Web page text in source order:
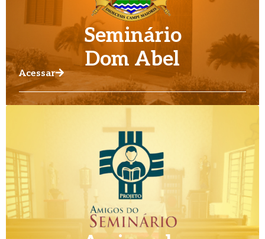
Seminário
Dom Abel
Acessar